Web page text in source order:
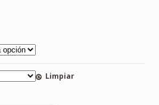
Limpiar